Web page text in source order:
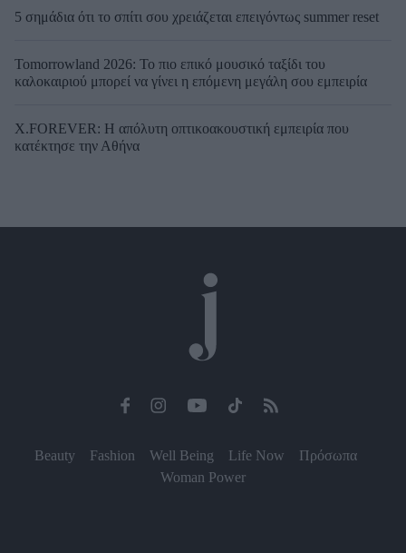
5 σημάδια ότι το σπίτι σου χρειάζεται επειγόντως summer reset
Tomorrowland 2026: Το πιο επικό μουσικό ταξίδι του
καλοκαιριού μπορεί να γίνει η επόμενη μεγάλη σου εμπειρία
X.FOREVER: Η απόλυτη οπτικοακουστική εμπειρία που
κατέκτησε την Αθήνα
Beauty Fashion Well Being Life Now
Πρόσωπα
Woman Power